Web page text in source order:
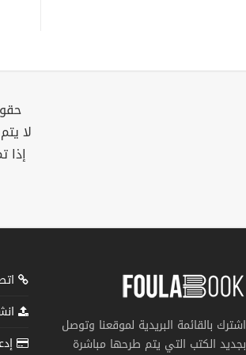
لا
إذا
اشترك بالقائمة البريدية لموقعنا وتوصل
بجديد الكتب التي يتم طرحها مباشرة